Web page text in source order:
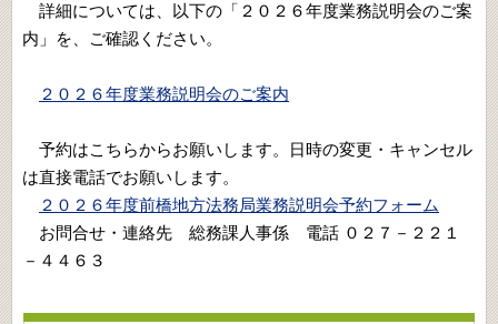
詳細については、以下の「２０２６年度業務説明会のご案
内」を、ご確認ください。
２０２６年度業務説明会のご案内
予約はこちらからお願いします。日時の変更・キャンセル
は直接電話でお願いします。
２０２６年度前橋地方法務局業務説明会予約フォーム
お問合せ・連絡先 総務課人事係 電話 ０２７－２２１
－４４６３